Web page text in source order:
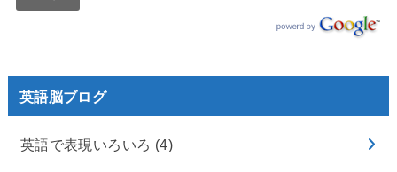
英語脳ブログ
英語で表現いろいろ (4)